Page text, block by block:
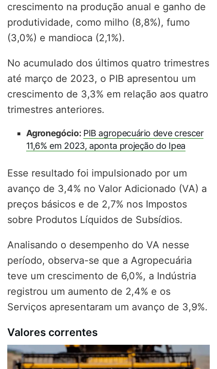
crescimento na produção anual e ganho de
produtividade, como milho (8,8%), fumo
(3,0%) e mandioca (2,1%).
No acumulado dos últimos quatro trimestres
até março de 2023, o PIB apresentou um
crescimento de 3,3% em relação aos quatro
trimestres anteriores.
Agronegócio: PIB agropecuário deve crescer
11,6% em 2023, aponta projeção do Ipea
Esse resultado foi impulsionado por um
avanço de 3,4% no Valor Adicionado (VA) a
preços básicos e de 2,7% nos Impostos
sobre Produtos Líquidos de Subsídios.
Analisando o desempenho do VA nesse
período, observa-se que a Agropecuária
teve um crescimento de 6,0%, a Indústria
registrou um aumento de 2,4% e os
Serviços apresentaram um avanço de 3,9%.
Valores correntes